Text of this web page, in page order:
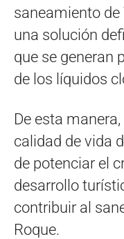
saneamiento
una solución
que se generan
de los líquidos
De esta
calidad de vida
de potenciar el
desarrollo
contribuir al
Roque.